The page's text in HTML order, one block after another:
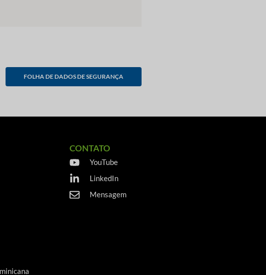
FOLHA DE DADOS DE SEGURANÇA
CONTATO
YouTube
LinkedIn
Mensagem